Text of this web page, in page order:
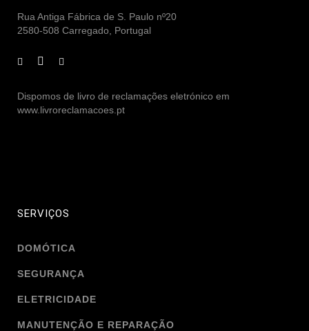
Rua Antiga Fábrica de S. Paulo nº20
2580-508 Carregado, Portugal
Dispomos de livro de reclamações eletrónico em
www.livroreclamacoes.pt
SERVIÇOS
DOMÓTICA
SEGURANÇA
ELETRICIDADE
MANUTENÇÃO E REPARAÇÃO